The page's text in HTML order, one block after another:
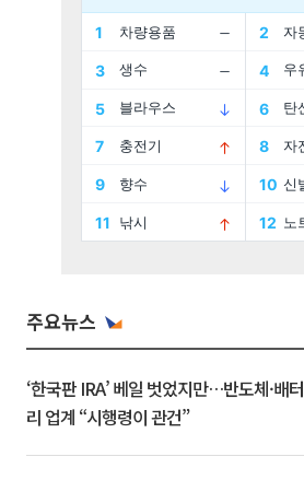
주요뉴스
‘한국판 IRA’ 베일 벗었지만…반도체·배터
리 업계 “시행령이 관건”